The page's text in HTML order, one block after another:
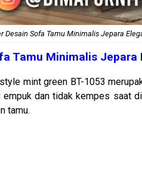
Desain Sofa Tamu Minimalis Jepara
Tamu Minimalis Jepara
mint green BT-1053
dan tidak kempes saat
tamu.